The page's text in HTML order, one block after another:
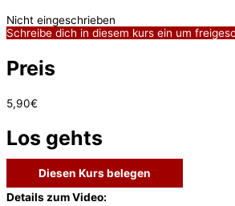
Nicht eingeschrieben
Schreibe dich in diesem kurs ein um
Preis
5,90€
Los gehts
Diesen Kurs belegen
Details zum Video: